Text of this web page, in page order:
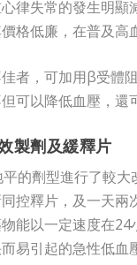
律失常的發生明
格低廉，在普及高
者，可加用β受體
可以降低血壓，還
製劑及緩釋片
的劑型進行了較
控釋片，及一天
能以一定速度在
易引起的急性低